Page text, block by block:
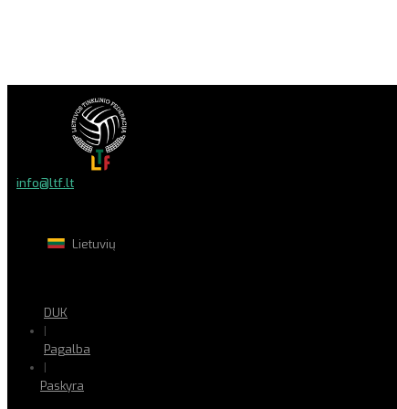
info@ltf.lt
Lietuvių
DUK
|
Pagalba
|
Paskyra